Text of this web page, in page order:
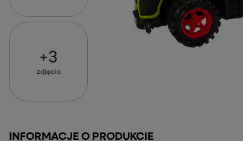
+3
zdjęcia
INFORMACJE O PRODUKCIE